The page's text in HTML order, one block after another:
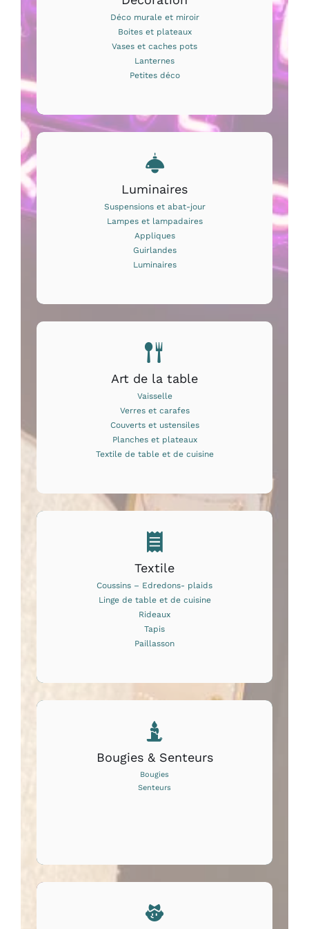
Déco murale et miroir
Boites et plateaux
Vases et caches pots
Lanternes
Petites déco
Luminaires
Suspensions et abat-jour
Lampes et lampadaires
Appliques
Guirlandes
Luminaires
Art de la table
Vaisselle
Verres et carafes
Couverts et ustensiles
Planches et plateaux
Textile de table et de cuisine
Textile
Coussins – Edredons- plaids
Linge de table et de cuisine
Rideaux
Tapis
Paillasson
Bougies & Senteurs
Bougies
Senteurs